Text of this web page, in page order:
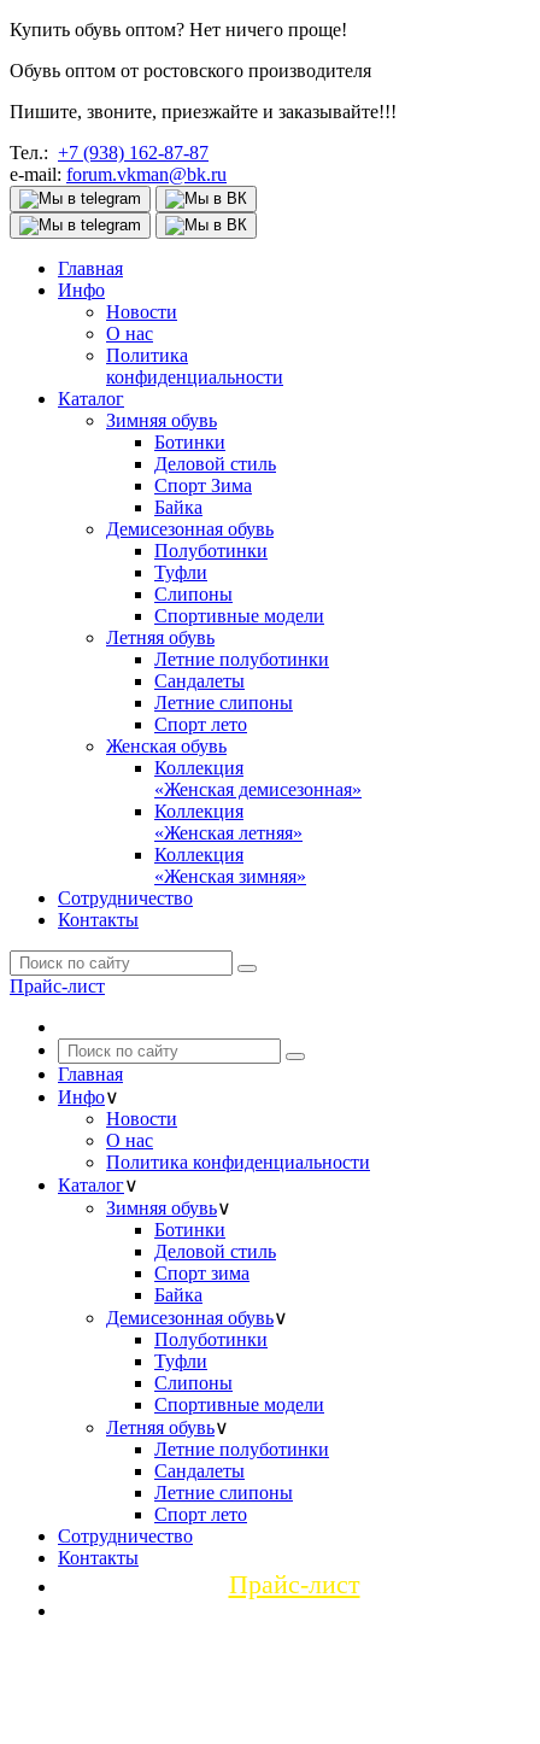
Купить обувь оптом? Нет ничего проще!
Обувь оптом от ростовского производителя
Пишите, звоните, приезжайте и заказывайте!!!
Тел.: +7 (938) 162-87-87
e-mail: forum.vkman@bk.ru
Главная
Инфо
Новости
О нас
Политика
конфиденциальности
Каталог
Зимняя обувь
Ботинки
Деловой стиль
Спорт Зима
Байка
Демисезонная обувь
Полуботинки
Туфли
Слипоны
Спортивные модели
Летняя обувь
Летние полуботинки
Сандалеты
Летние слипоны
Спорт лето
Женская обувь
Коллекция
«Женская демисезонная»
Коллекция
«Женская летняя»
Коллекция
«Женская зимняя»
Сотрудничество
Контакты
Прайс-лист
Главная
Инфо∨
Новости
О нас
Политика конфиденциальности
Каталог∨
Зимняя обувь∨
Ботинки
Деловой стиль
Спорт зима
Байка
Демисезонная обувь∨
Полуботинки
Туфли
Слипоны
Спортивные модели
Летняя обувь∨
Летние полуботинки
Сандалеты
Летние слипоны
Спорт лето
Сотрудничество
Контакты
Прайс-лист